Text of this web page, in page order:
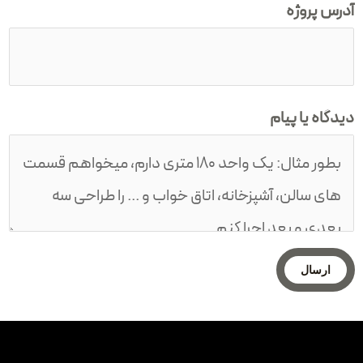
نقش الیاف پارچه ای در دکوراسیون داخلی
آدرس پروژه
دیدگاه یا پیام
ارسال